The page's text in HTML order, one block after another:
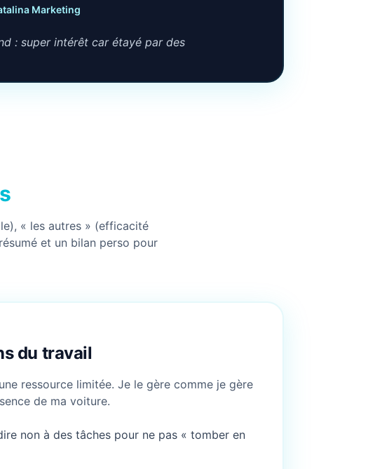
Marketing
: super intérêt car étayé par des
Cart
philo renforcent et crédibilisent les
« les autres » (efficacité
et un bilan perso pour
du travail
ressource limitée. Je le gère comme je gère
de ma voiture.
non à des tâches pour ne pas « tomber en